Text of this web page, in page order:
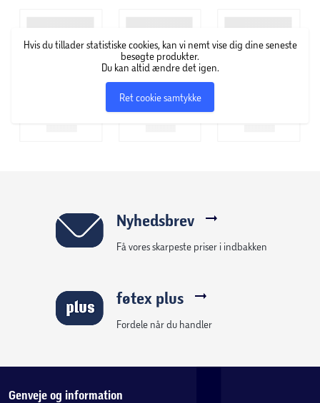
ikke behøver at holde sig tilbage og nøjes med at prøve
enkelte varianter. Essence vil gerne give kunderne
mulighed for udtrykke sig igennem kreativitet, leg og
eksperimenter med hele deres sortiment, som rummer alt
fra lipgloss og øjenskygge til neglelak i alle regnbuens
Hvis du tillader statistiske cookies, kan vi nemt vise dig dine seneste
besøgte produkter.
Du kan altid ændre det igen.
Ret cookie samtykke
Nyhedsbrev
Få vores skarpeste priser i indbakken
føtex plus
Fordele når du handler
Genveje og information